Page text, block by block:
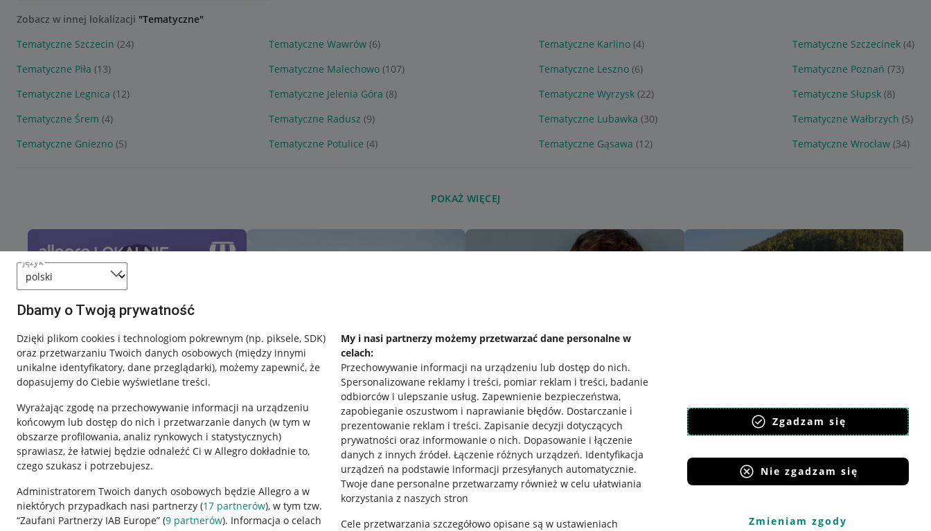
język
Dbamy o Twoją prywatność
Dzięki plikom cookies i technologiom pokrewnym (np. piksele, SDK)
oraz przetwarzaniu Twoich danych osobowych (między innymi
unikalne identyfikatory, dane przeglądarki), możemy zapewnić, że
dopasujemy do Ciebie wyświetlane treści.
Wyrażając zgodę na przechowywanie informacji na urządzeniu
końcowym lub dostęp do nich i przetwarzanie danych (w tym w
obszarze profilowania, analiz rynkowych i statystycznych)
sprawiasz, że łatwiej będzie odnaleźć Ci w Allegro dokładnie to,
czego szukasz i potrzebujesz.
Administratorem Twoich danych osobowych będzie Allegro a w
niektórych przypadkach nasi partnerzy (17 partnerów), w tym tzw.
“Zaufani Partnerzy IAB Europe” (9 partnerów). Informacja o celach
My i nasi partnerzy możemy przetwarzać dane personalne w
celach:
Przechowywanie informacji na urządzeniu lub dostęp do nich.
Spersonalizowane reklamy i treści, pomiar reklam i treści, badanie
odbiorców i ulepszanie usług. Zapewnienie bezpieczeństwa,
zapobieganie oszustwom i naprawianie błędów. Dostarczanie i
prezentowanie reklam i treści. Zapisanie decyzji dotyczących
prywatności oraz informowanie o nich. Dopasowanie i łączenie
danych z innych źródeł. Łączenie różnych urządzeń. Identyfikacja
urządzeń na podstawie informacji przesyłanych automatycznie.
Twoje dane personalne przetwarzamy również w celu ułatwiania
korzystania z naszych stron
Cele przetwarzania szczegółowo opisane są w ustawieniach
Zgadzam się
Nie zgadzam się
Zmieniam zgody
Zobacz w innej lokalizacji "Tematyczne"
Tematyczne Szczecin (24) Tematyczne Wawrów (6) Tematyczne Karlino (4) Tematyczne Szczecinek (4)
Tematyczne Piła (13) Tematyczne Malechowo (107) Tematyczne Leszno (6) Tematyczne Poznań (73)
Tematyczne Legnica (12) Tematyczne Jelenia Góra (8) Tematyczne Wyrzysk (22) Tematyczne Słupsk (8)
Tematyczne Śrem (4) Tematyczne Radusz (9) Tematyczne Lubawka (30) Tematyczne Wałbrzych (5)
Tematyczne Gniezno (5) Tematyczne Potulice (4) Tematyczne Gąsawa (12) Tematyczne Wrocław (34)
POKAŻ WIĘCEJ
Przydatne informacje
Jak to działa
Regulamin
Pobierz aplikację